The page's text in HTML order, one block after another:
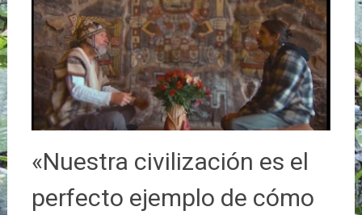
«Nuestra civilización es el
perfecto ejemplo de cómo